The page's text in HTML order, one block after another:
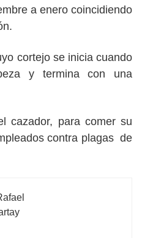
a enero coincidiendo
cortejo se inicia cuando
y termina con una
cazador, para comer su
contra plagas de